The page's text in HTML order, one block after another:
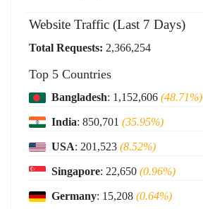
Website Traffic (Last 7 Days)
Total Requests: 2,366,254
Top 5 Countries
Bangladesh: 1,152,606(48.71%)
India: 850,701 (35.95%)
USA: 201,523(8.52%)
Singapore: 22,650(0.96%)
Germany: 15,208(0.64%)